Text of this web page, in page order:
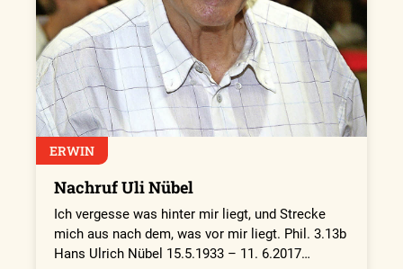
ERWIN
Nachruf Uli Nübel
Ich vergesse was hinter mir liegt, und Strecke
mich aus nach dem, was vor mir liegt. Phil. 3.13b
Hans Ulrich Nübel 15.5.1933 – 11. 6.2017…